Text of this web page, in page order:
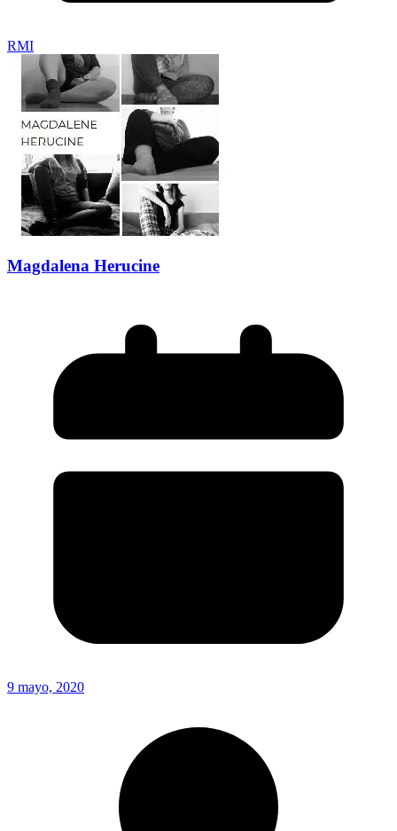
RMI
Magdalena Herucine
9 mayo, 2020